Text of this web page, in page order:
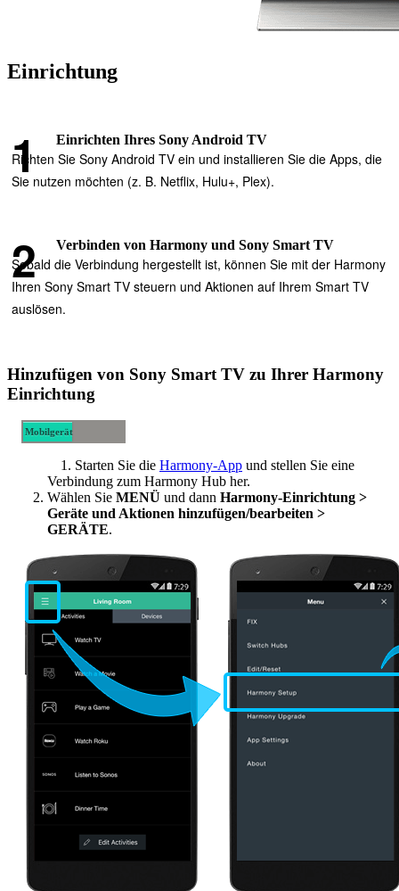
Einrichtung
Einrichten Ihres Sony Android TV
Richten Sie Sony Android TV ein und installieren Sie die Apps, die
Sie nutzen möchten (z. B. Netflix, Hulu+, Plex).
Verbinden von Harmony und Sony Smart TV
Sobald die Verbindung hergestellt ist, können Sie mit der Harmony
Ihren Sony Smart TV steuern und Aktionen auf Ihrem Smart TV
auslösen.
Hinzufügen von Sony Smart TV zu Ihrer Harmony
Einrichtung
Mobilgerät
Starten Sie die Harmony-App und stellen Sie eine
Verbindung zum Harmony Hub her.
Wählen Sie MENÜ und dann Harmony-Einrichtung >
Geräte und Aktionen hinzufügen/bearbeiten >
GERÄTE.